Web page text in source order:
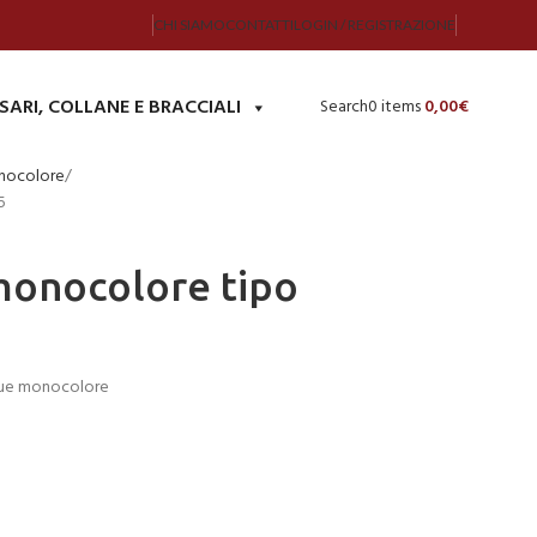
CHI SIAMOCONTATTILOGIN / REGISTRAZIONE
COLLANE E BRACCIALI Search0items0,00€
tipo
monocolore